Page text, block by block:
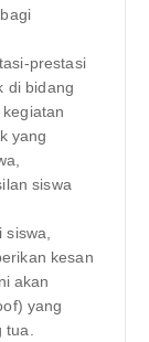
prestasi
di bidang
yang
siswa
kesan
akan
yang